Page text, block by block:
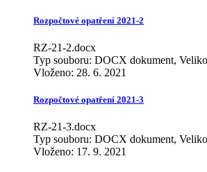
Rozpočtové opatření 2021-2
RZ-21-2.docx
Typ souboru: DOCX dokument,
Vloženo: 28. 6. 2021
Rozpočtové opatření 2021-3
RZ-21-3.docx
Typ souboru: DOCX dokument,
Vloženo: 17. 9. 2021